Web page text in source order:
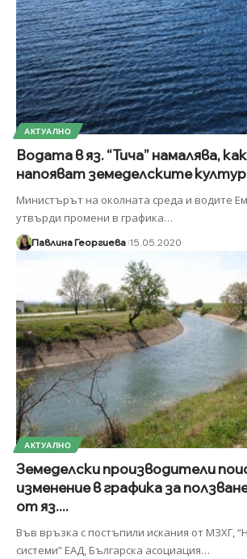
АКТУАЛНО
Водата в яз. “Тича” намалява,
напояват земеделските
Министърът на околната среда и водите
утвърди промени в графика…
Павлина Георгиева 15.05.2020
АКТУАЛНО
Земеделски производители
изменение в графика за
от яз....
Във връзка с постъпили искания от МЗХГ,
системи” ЕАД, Българска асоциация…